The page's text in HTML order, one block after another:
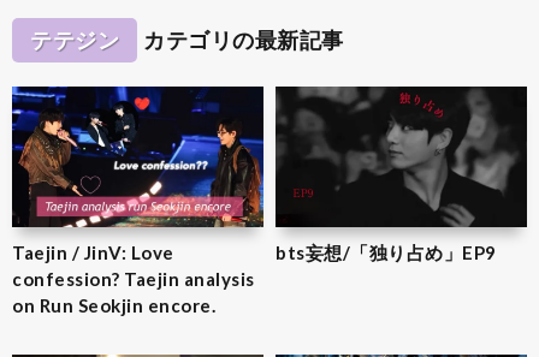
テテジン カテゴリの最新記事
Taejin / JinV: Love
confession? Taejin analysis
on Run Seokjin encore.
bts妄想/「独り占め」EP9